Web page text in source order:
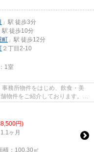
」駅 徒歩3分
駅 徒歩10分
町 」駅 徒歩12分
２丁目2-10
1室
務所物件をはじめ、飲食・美
物件をご紹介しております。
円)
ヶ月
積：100.30㎡